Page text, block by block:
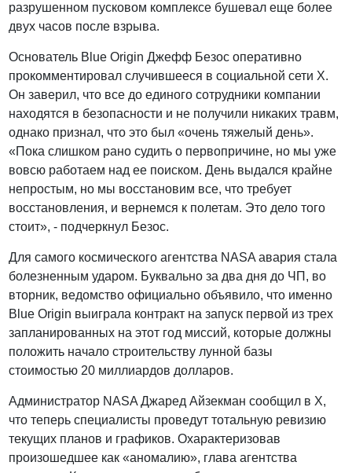
разрушенном пусковом комплексе бушевал еще более
двух часов после взрыва.
Основатель Blue Origin Джефф Безос оперативно
прокомментировал случившееся в социальной сети X.
Он заверил, что все до единого сотрудники компании
находятся в безопасности и не получили никаких травм,
однако признал, что это был «очень тяжелый день».
«Пока слишком рано судить о первопричине, но мы уже
вовсю работаем над ее поиском. День выдался крайне
непростым, но мы восстановим все, что требует
восстановления, и вернемся к полетам. Это дело того
стоит», - подчеркнул Безос.
Для самого космического агентства NASA авария стала
болезненным ударом. Буквально за два дня до ЧП, во
вторник, ведомство официально объявило, что именно
Blue Origin выиграла контракт на запуск первой из трех
запланированных на этот год миссий, которые должны
положить начало строительству лунной базы
стоимостью 20 миллиардов долларов.
Администратор NASA Джаред Айзекман сообщил в X,
что теперь специалисты проведут тотальную ревизию
текущих планов и графиков. Охарактеризовав
произошедшее как «аномалию», глава агентства